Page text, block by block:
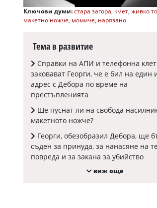
v.vasilev@flagman.bg
k.kassabova@flagman.bg
редактор:
office@flagman.bg
Коментарите
въвеждат
Ключови думи:стара загора, кмет, живко
макетно ножче, момиче, нарязано
Тема в развитие
Справки на АПИ и телефонна
заковават Георги, че е бил на един
адрес с Дебора по време на
престъпленията
Ще пуснат ли на свобода
макетното ножче?
Георги, обезобразил Дебора, ще
съден за принуда, за нанасяне на
повреда и за закана за убийство
виж още